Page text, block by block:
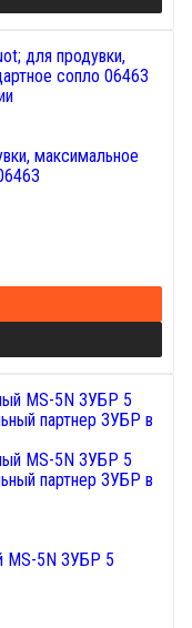
максимальное
MS-5N ЗУБР 5